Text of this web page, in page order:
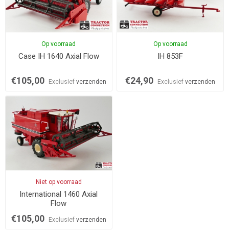
Op voorraad
Case IH 1640 Axial Flow
€105,00 Exclusief verzenden
Op voorraad
IH 853F
€24,90 Exclusiefverzenden
Niet op voorraad
International 1460 Axial
Flow
€105,00 Exclusief verzenden